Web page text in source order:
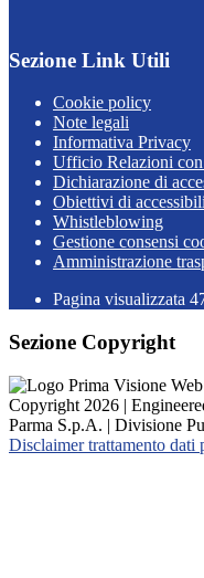
Sezione Link Utili
Cookie policy
Note legali
Informativa Privacy
Ufficio Relazioni
Dichiarazione di
Obiettivi di
Whistleblowing
Gestione consensi
Amministrazione
Pagina visualizzata
Sezione Copyright
Copyright 2026 |
Parma S.p.A. | Divisione
Disclaimer trattamento dati